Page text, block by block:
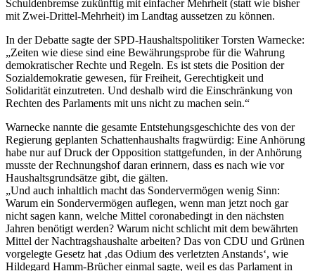
Schuldenbremse zukünftig mit einfacher Mehrheit (statt wie bisher
mit Zwei-Drittel-Mehrheit) im Landtag aussetzen zu können.
In der Debatte sagte der SPD-Haushaltspolitiker Torsten Warnecke:
„Zeiten wie diese sind eine Bewährungsprobe für die Wahrung
demokratischer Rechte und Regeln. Es ist stets die Position der
Sozialdemokratie gewesen, für Freiheit, Gerechtigkeit und
Solidarität einzutreten. Und deshalb wird die Einschränkung von
Rechten des Parlaments mit uns nicht zu machen sein.“
Warnecke nannte die gesamte Entstehungsgeschichte des von der
Regierung geplanten Schattenhaushalts fragwürdig: Eine Anhörung
habe nur auf Druck der Opposition stattgefunden, in der Anhörung
musste der Rechnungshof daran erinnern, dass es nach wie vor
Haushaltsgrundsätze gibt, die gälten.
„Und auch inhaltlich macht das Sondervermögen wenig Sinn:
Warum ein Sondervermögen auflegen, wenn man jetzt noch gar
nicht sagen kann, welche Mittel coronabedingt in den nächsten
Jahren benötigt werden? Warum nicht schlicht mit dem bewährten
Mittel der Nachtragshaushalte arbeiten? Das von CDU und Grünen
vorgelegte Gesetz hat ‚das Odium des verletzten Anstands‘, wie
Hildegard Hamm-Brücher einmal sagte, weil es das Parlament in